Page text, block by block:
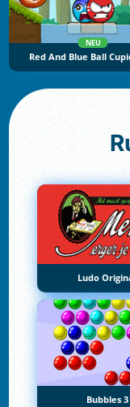
NEU
Red And Blue Ball
Ludo
Bubbles 3